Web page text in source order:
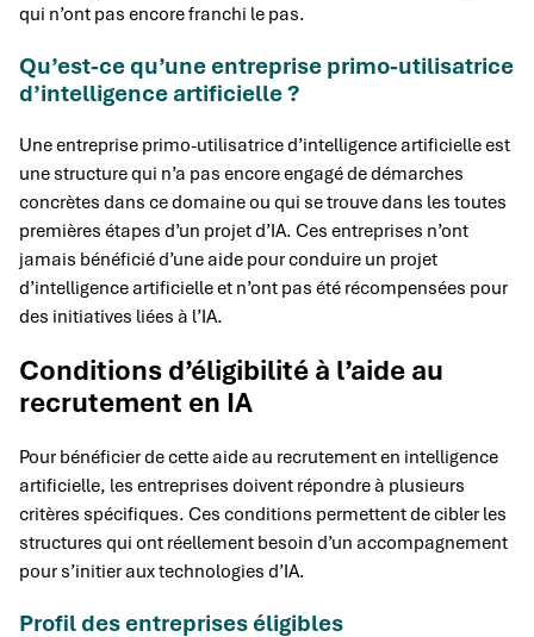
qui n’ont pas encore franchi le pas.
Qu’est-ce qu’une entreprise primo-utilisatrice
d’intelligence artificielle ?
Une entreprise primo-utilisatrice d’intelligence artificielle est
une structure qui n’a pas encore engagé de démarches
concrètes dans ce domaine ou qui se trouve dans les toutes
premières étapes d’un projet d’IA. Ces entreprises n’ont
jamais bénéficié d’une aide pour conduire un projet
d’intelligence artificielle et n’ont pas été récompensées pour
des initiatives liées à l’IA.
Conditions d’éligibilité à l’aide au
recrutement en IA
Pour bénéficier de cette aide au recrutement en intelligence
artificielle, les entreprises doivent répondre à plusieurs
critères spécifiques. Ces conditions permettent de cibler les
structures qui ont réellement besoin d’un accompagnement
pour s’initier aux technologies d’IA.
Profil des entreprises éligibles